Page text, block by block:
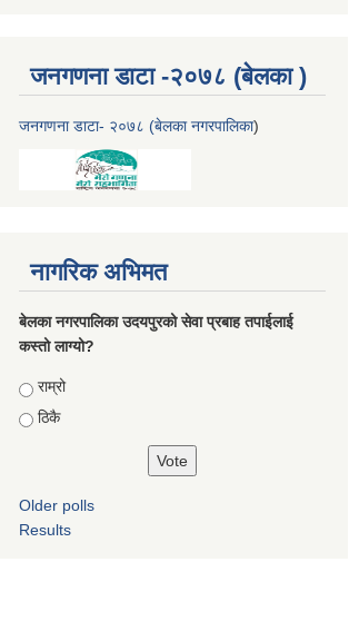
जनगणना डाटा -२०७८ (बेलका )
जनगणना डाटा- २०७८ (बेलका नगरपालिका)
नागरिक अभिमत
बेलका नगरपालिका उदयपुरको सेवा प्रबाह तपाईलाई
कस्तो लाग्यो?
Choices
राम्रो
ठिकै
Older polls
Results